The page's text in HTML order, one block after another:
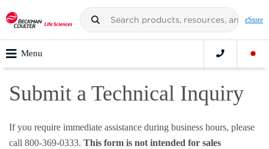
eStore
Menu
Submit a Technical Inquiry
If you require immediate assistance during business hours, please
call 800-369-0333. This form is not intended for sales